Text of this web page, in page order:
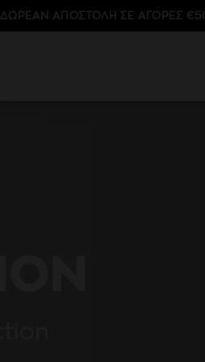
ΔΩΡΕΑΝ ΑΠΟΣΤΟΛΗ ΣΕ ΑΓΟΡΕΣ